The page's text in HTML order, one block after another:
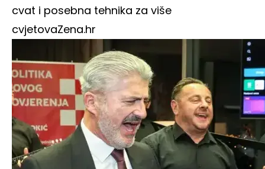
cvat i posebna tehnika za više
cvjetovaZena.hr